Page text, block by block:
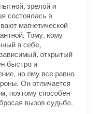
зрелой и
состоялась в
магнетической
Тому, кому
в себе,
открытый
быстро и
но ему все равно
Он отличается
поэтому способен
вызов судьбе.